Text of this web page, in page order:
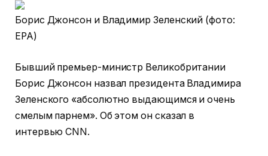
Борис Джонсон и Владимир Зеленский (фото:
EPA)
Бывший премьер-министр Великобритании
Борис Джонсон назвал президента Владимира
Зеленского «абсолютно выдающимся и очень
смелым парнем». Об этом он сказал в
интервью CNN.